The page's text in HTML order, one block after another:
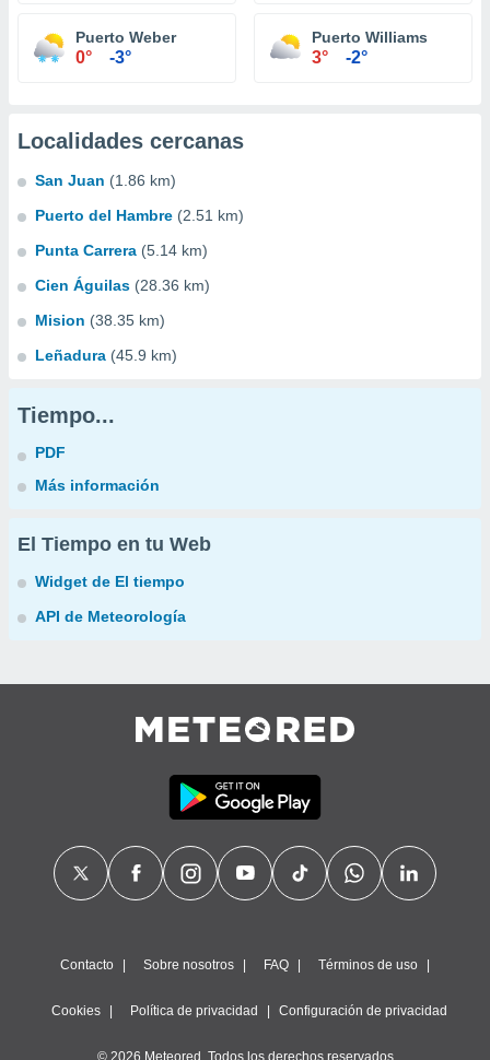
Puerto Weber
0° -3°
Puerto Williams
3° -2°
Localidades cercanas
San Juan (1.86 km)
Puerto del Hambre (2.51 km)
Punta Carrera (5.14 km)
Cien Águilas (28.36 km)
Mision (38.35 km)
Leñadura (45.9 km)
Tiempo...
PDF
Más información
El Tiempo en tu Web
Widget de El tiempo
API de Meteorología
Contacto Sobre nosotros FAQ Términos de uso
Cookies Política de privacidad Configuración de privacidad
© 2026 Meteored. Todos los derechos reservados